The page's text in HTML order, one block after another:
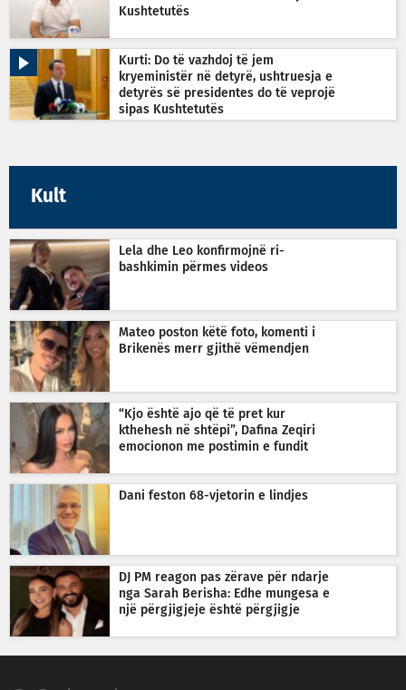
Kushtetutës
Kurti: Do të vazhdoj të jem
kryeministër në detyrë, ushtruesja e
detyrës së presidentes do të veprojë
sipas Kushtetutës
Kult
Lela dhe Leo konfirmojnë ri-
bashkimin përmes videos
Mateo poston këtë foto, komenti i
Brikenës merr gjithë vëmendjen
“Kjo është ajo që të pret kur
kthehesh në shtëpi”, Dafina Zeqiri
emocionon me postimin e fundit
Dani feston 68-vjetorin e lindjes
DJ PM reagon pas zërave për ndarje
nga Sarah Berisha: Edhe mungesa e
një përgjigjeje është përgjigje